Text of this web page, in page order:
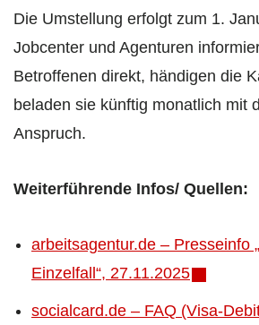
Die Umstellung erfolgt zum 1.
Jobcenter und Agenturen
Betroffenen direkt, händigen die
beladen sie künftig monatlich mit
Anspruch.
Weiterführende Infos/ Quellen:
arbeitsagentur.de – Presseinfo
Einzelfall“, 27.11.2025
socialcard.de – FAQ (Visa-